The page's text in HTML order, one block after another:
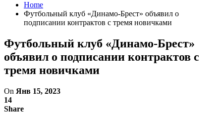
Home
Футбольный клуб «Динамо-Брест» объявил о
подписании контрактов с тремя новичками
Футбольный клуб «Динамо-Брест»
объявил о подписании контрактов с
тремя новичками
On Янв 15, 2023
14
Share